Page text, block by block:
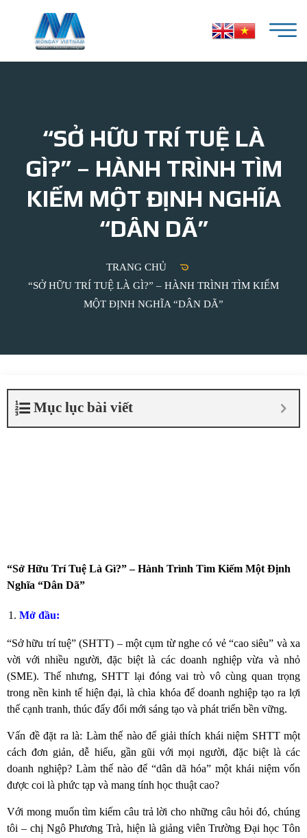
“SỞ HỮU TRÍ TUỆ LÀ
GÌ?” – HÀNH TRÌNH TÌM
KIẾM MỘT ĐỊNH NGHĨA
“DÂN DÃ”
TRANG CHỦ
“SỞ HỮU TRÍ TUỆ LÀ GÌ?” – HÀNH TRÌNH TÌM KIẾM
MỘT ĐỊNH NGHĨA “DÂN DÃ”
Mục lục bài viết
“Sở Hữu Trí Tuệ Là Gì?” – Hành Trình Tìm Kiếm Một Định
Nghĩa “Dân Dã”
Mở đầu:
“Sở hữu trí tuệ” (SHTT) – một cụm từ nghe có vẻ “cao siêu” và xa
vời với nhiều người, đặc biệt là các doanh nghiệp vừa và nhỏ
(SME). Thế nhưng, SHTT lại đóng vai trò vô cùng quan trọng
trong nền kinh tế hiện đại, là chìa khóa để doanh nghiệp tạo ra lợi
thế cạnh tranh, thúc đẩy đổi mới sáng tạo và phát triển bền vững.
Vấn đề đặt ra là: Làm thế nào để giải thích khái niệm SHTT một
cách đơn giản, dễ hiểu, gần gũi với mọi người, đặc biệt là các
doanh nghiệp? Làm thế nào để “dân dã hóa” một khái niệm vốn
được coi là phức tạp và mang tính học thuật cao?
Với mong muốn tìm kiếm câu trả lời cho những câu hỏi đó, chúng
tôi – chị Ngô Phương Trà, hiện là giảng viên Trường Đại học Tôn